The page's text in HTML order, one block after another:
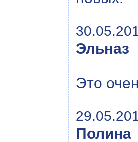
Эльназ
Это
Полина